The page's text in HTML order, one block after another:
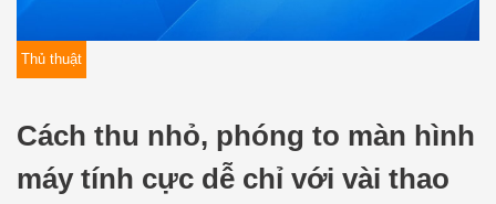
Thủ thuật
Cách thu nhỏ, phóng to màn hình
máy tính cực dễ chỉ với vài thao